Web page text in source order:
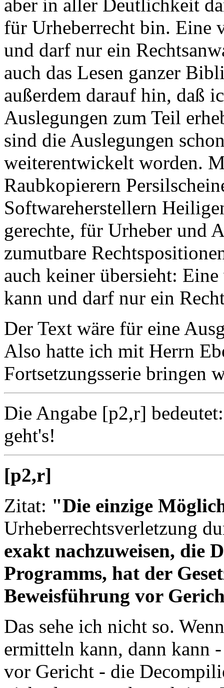
aber in aller Deutlichkeit
für Urheberrecht bin. Eine
und darf nur ein
auch das Lesen ganzer
außerdem darauf hin, daß
Auslegungen zum Teil
sind die Auslegungen
weiterentwickelt worden.
Raubkopierern
Softwareherstellern
gerechte, für Urheber und
zumutbare
auch keiner übersieht:
kann und darf nur ein
Der Text wäre für eine
Also hatte ich mit Herrn
Fortsetzungsserie bringen
Die Angabe [p2,r]
geht's!
[p2,r]
Zitat: "Die einzige
Urheberrechtsverletzung
exakt nachzuweisen, die
Programms, hat der
Beweisführung vor
Das sehe ich nicht so.
ermitteln kann, dann kann
vor Gericht - die